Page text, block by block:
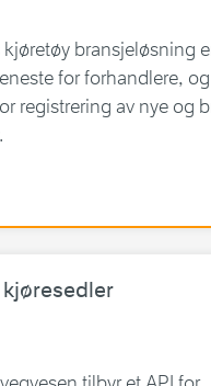
bransjeløsning
for forhandlere, og
registrering av nye og
kjøresedler